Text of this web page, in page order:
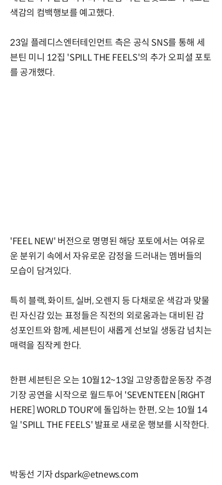
색감의 컴백행보를 예고했다.
23일 플레디스엔터테인먼트 측은 공식 SNS를 통해 세
븐틴 미니 12집 'SPILL THE FEELS'의 추가 오피셜 포토
를 공개했다.
'FEEL NEW' 버전으로 명명된 해당 포토에서는 여유로
운 분위기 속에서 자유로운 감정을 드러내는 멤버들의
모습이 담겨있다.
특히 블랙, 화이트, 실버, 오렌지 등 다채로운 색감과 맞물
린 자신감 있는 표정들은 직전의 외로움과는 대비된 감
성포인트와 함께, 세븐틴이 새롭게 선보일 생동감 넘치는
매력을 짐작케 한다.
한편 세븐틴은 오는 10월12~13일 고양종합운동장 주경
기장 공연을 시작으로 월드투어 'SEVENTEEN [RIGHT
HERE] WORLD TOUR'에 돌입하는 한편, 오는 10월 14
일 'SPILL THE FEELS' 발표로 새로운 행보를 시작한다.
박동선 기자 dspark@etnews.com